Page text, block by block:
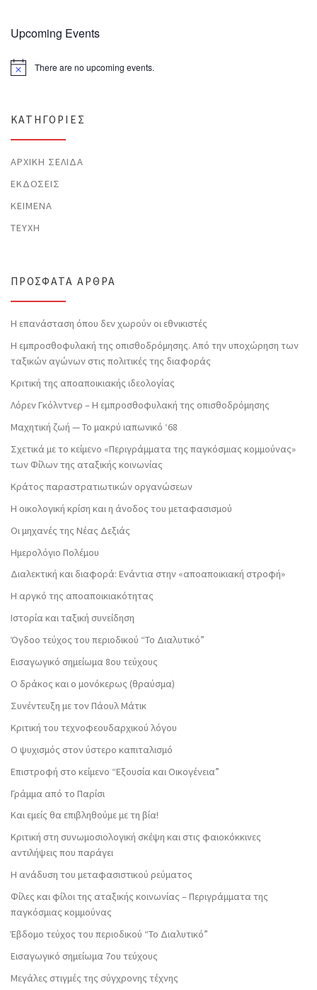
Upcoming Events
N
c
There are no upcoming events.
KΑΤΗΓΟΡΊΕΣ
ΑΡΧΙΚΉ ΣΕΛΊΔΑ
ΕΚΔΌΣΕΙΣ
ΚΕΊΜΕΝΑ
ΤΕΎΧΗ
ΠΡΌΣΦΑΤΑ ΆΡΘΡΑ
Η επανάσταση όπου δεν χωρούν οι εθνικιστές
Η εμπροσθοφυλακή της οπισθοδρόμησης. Από την υποχώρηση των
ταξικών αγώνων στις πολιτικές της διαφοράς
Κριτική της αποαποικιακής ιδεολογίας
Λόρεν Γκόλντνερ – Η εμπροσθοφυλακή της οπισθοδρόμησης
Μαχητική ζωή — Το μακρύ ιαπωνικό ‘68
Σχετικά με το κείμενο «Περιγράμματα της παγκόσμιας κομμούνας»
των Φίλων της αταξικής κοινωνίας
Κράτος παραστρατιωτικών οργανώσεων
Η οικολογική κρίση και η άνοδος του μεταφασισμού
Οι μηχανές της Νέας Δεξιάς
Ημερολόγιο Πολέμου
Διαλεκτική και διαφορά: Ενάντια στην «αποαποικιακή στροφή»
Η αργκό της αποαποικιακότητας
Ιστορία και ταξική συνείδηση
Όγδοο τεύχος του περιοδικού “Το Διαλυτικό”
Εισαγωγικό σημείωμα 8ου τεύχους
Ο δράκος και ο μονόκερως (θραύσμα)
Συνέντευξη με τον Πάουλ Μάτικ
Κριτική του τεχνοφεουδαρχικού λόγου
Ο ψυχισμός στον ύστερο καπιταλισμό
Επιστροφή στο κείμενο “Εξουσία και Οικογένεια”
Γράμμα από το Παρίσι
Και εμείς θα επιβληθούμε με τη βία!
Κριτική στη συνωμοσιολογική σκέψη και στις φαιοκόκκινες
αντιλήψεις που παράγει
Η ανάδυση του μεταφασιστικού ρεύματος
Φίλες και φίλοι της αταξικής κοινωνίας – Περιγράμματα της
παγκόσμιας κομμούνας
Έβδομο τεύχος του περιοδικού “Το Διαλυτικό”
Εισαγωγικό σημείωμα 7ου τεύχους
Μεγάλες στιγμές της σύγχρονης τέχνης